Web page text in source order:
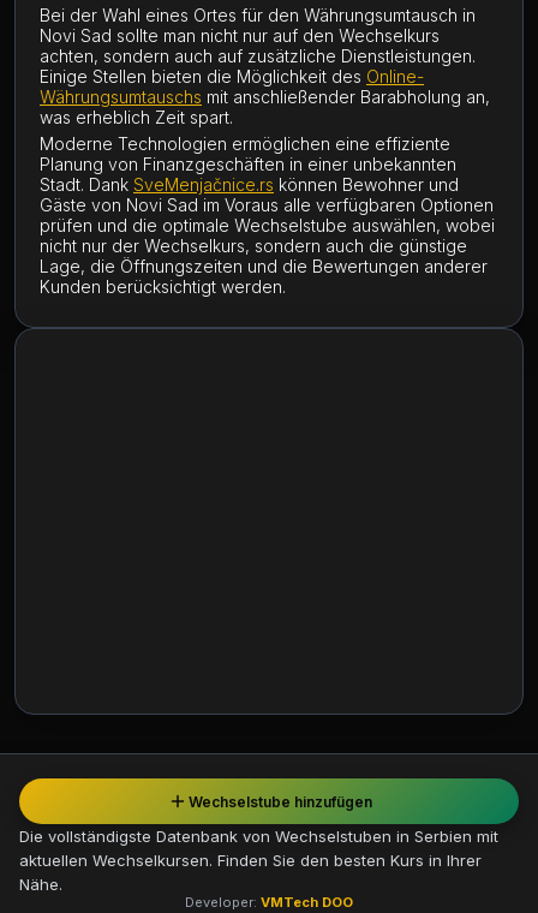
Bei der Wahl eines Ortes für den Währungsumtausch in
Novi Sad sollte man nicht nur auf den Wechselkurs
achten, sondern auch auf zusätzliche Dienstleistungen.
Einige Stellen bieten die Möglichkeit des Online-
Währungsumtauschs mit anschließender Barabholung an,
was erheblich Zeit spart.
Moderne Technologien ermöglichen eine effiziente
Planung von Finanzgeschäften in einer unbekannten
Stadt. Dank SveMenjačnice.rs können Bewohner und
Gäste von Novi Sad im Voraus alle verfügbaren Optionen
prüfen und die optimale Wechselstube auswählen, wobei
nicht nur der Wechselkurs, sondern auch die günstige
Lage, die Öffnungszeiten und die Bewertungen anderer
Kunden berücksichtigt werden.
Die vollständigste Datenbank von Wechselstuben in Serbien mit
aktuellen Wechselkursen. Finden Sie den besten Kurs in Ihrer
Nähe.
Developer: VMTech DOO
Wechselstube hinzufügen